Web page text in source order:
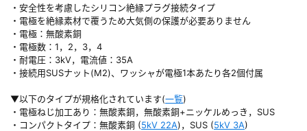
・安全性を考慮したシリコン絶縁プラグ接続タイプ
・電極を絶縁素材で覆うため大気側の保護が必要ありません
・電極：無酸素銅
・電極数：1，2，3，4
・耐電圧：3kV，電流値：35A
・接続用SUSナット(M2)、ワッシャが電極1本あたり各2個付属
▼以下のタイプが規格化されています(一覧)
・電極ねじ加工あり：無酸素銅，無酸素銅+ニッケルめっき，SUS
・コンパクトタイプ：無酸素銅 (5kV 22A)，SUS (5kV 3A)